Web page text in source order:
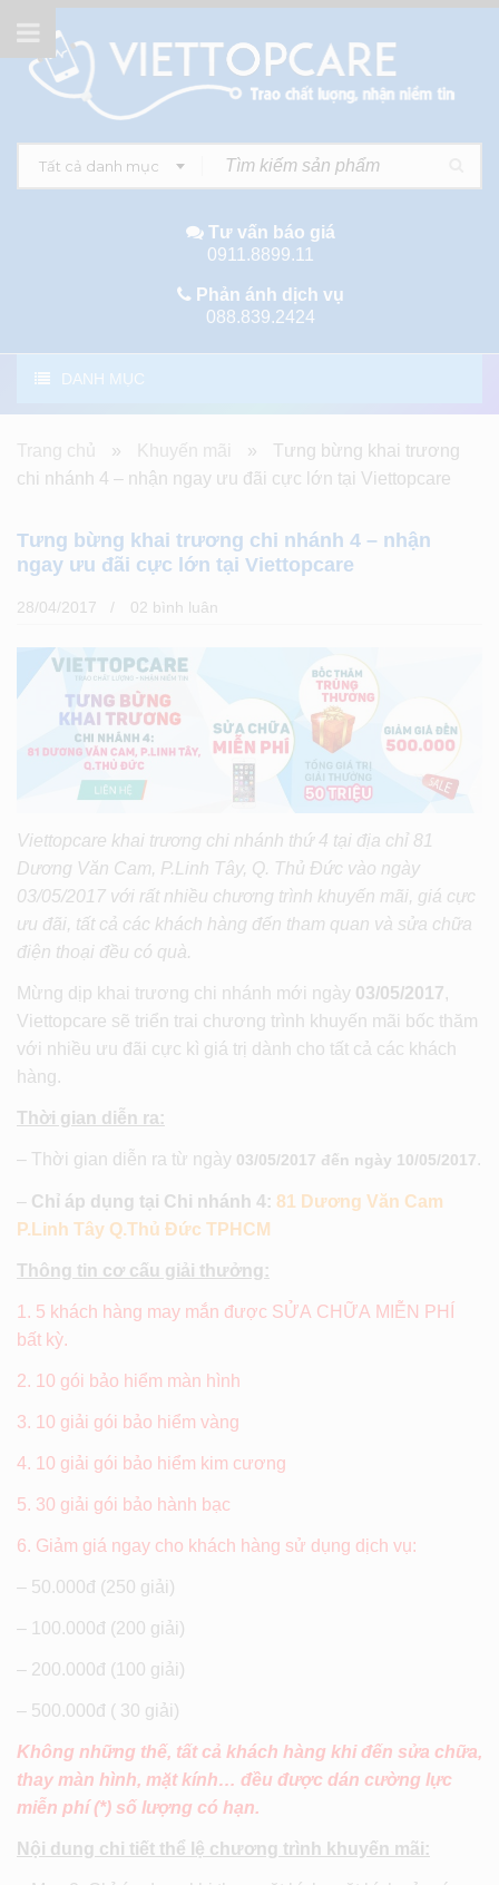
Tất cả danh mục
Tư vấn báo giá
0911.8899.11
Phản ánh dịch vụ
088.839.2424
DANH MỤC
Trang chủ » Khuyến mãi »
Tưng bừng khai trương
chi nhánh 4 – nhận ngay ưu đãi cực lớn tại Viettopcare
Tưng bừng khai trương chi nhánh 4 – nhận
ngay ưu đãi cực lớn tại Viettopcare
28/04/2017 02 bình luân
Viettopcare khai trương chi nhánh thứ 4 tại địa chỉ 81
Dương Văn Cam, P.Linh Tây, Q. Thủ Đức vào ngày
03/05/2017 với rất nhiều chương trình khuyến mãi, giá cực
ưu đãi, tất cả các khách hàng đến tham quan và sửa chữa
điện thoại đều có quà.
Mừng dịp khai trương chi nhánh mới ngày 03/05/2017,
Viettopcare sẽ triển trai chương trình khuyến mãi bốc thăm
với nhiều ưu đãi cực kì giá trị dành cho tất cả các khách
hàng.
Thời gian diễn ra:
– Thời gian diễn ra từ ngày 03/05/2017 đến ngày 10/05/2017.
– Chỉ áp dụng tại Chi nhánh 4: 81 Dương Văn Cam
P.Linh Tây Q.Thủ Đức TPHCM
Thông tin cơ cấu giải thưởng:
1. 5 khách hàng may mắn được SỬA CHỮA MIỄN PHÍ
bất kỳ.
2. 10 gói bảo hiểm màn hình
3. 10 giải gói bảo hiểm vàng
4. 10 giải gói bảo hiểm kim cương
5. 30 giải gói bảo hành bạc
6. Giảm giá ngay cho khách hàng sử dụng dịch vụ:
– 50.000đ (250 giải)
– 100.000đ (200 giải)
– 200.000đ (100 giải)
– 500.000đ ( 30 giải)
Không những thế, tất cả khách hàng khi đến sửa chữa,
thay màn hình, mặt kính… đều được dán cường lực
miễn phí (*) số lượng có hạn.
Nội dung chi tiết thể lệ chương trình khuyến mãi: